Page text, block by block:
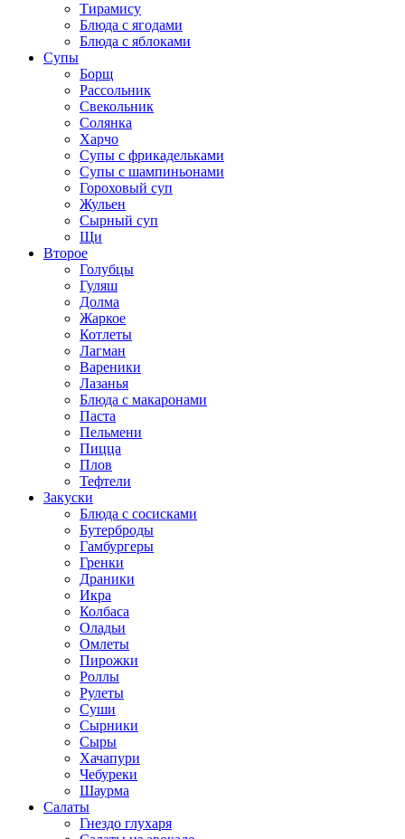
Тирамису
Блюда с ягодами
Блюда с яблоками
Супы
Борщ
Рассольник
Свекольник
Солянка
Харчо
Супы с фрикадельками
Супы с шампиньонами
Гороховый суп
Жульен
Сырный суп
Щи
Второе
Голубцы
Гуляш
Долма
Жаркое
Котлеты
Лагман
Вареники
Лазанья
Блюда с макаронами
Паста
Пельмени
Пицца
Плов
Тефтели
Закуски
Блюда с сосисками
Бутерброды
Гамбургеры
Гренки
Драники
Икра
Колбаса
Оладьи
Омлеты
Пирожки
Роллы
Рулеты
Суши
Сырники
Сыры
Хачапури
Чебуреки
Шаурма
Салаты
Гнездо глухаря